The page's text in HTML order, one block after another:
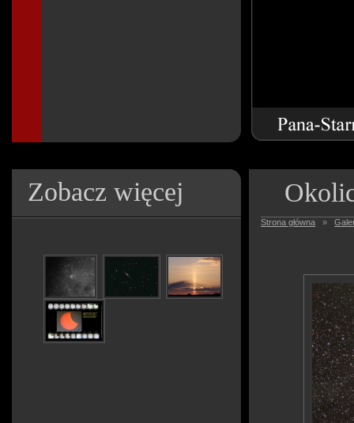
Zobacz więcej
Strona główna »